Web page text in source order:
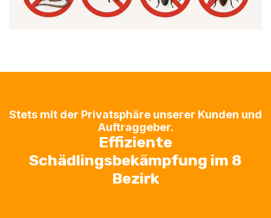
Stets mit der Privatsphäre unserer Kunden und
Auftraggeber.
Effiziente
Schädlingsbekämpfung im 8
Bezirk